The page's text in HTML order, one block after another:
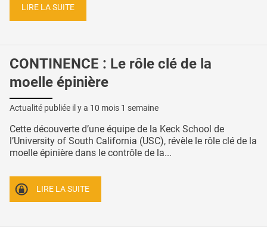
LIRE LA SUITE
CONTINENCE : Le rôle clé de la
moelle épinière
Actualité publiée il y a 10 mois 1 semaine
Cette découverte d’une équipe de la Keck School de
l’University of South California (USC), révèle le rôle clé de la
moelle épinière dans le contrôle de la...
LIRE LA SUITE